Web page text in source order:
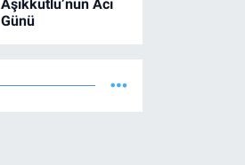
Aşıkkutlu’nun Acı
Günü